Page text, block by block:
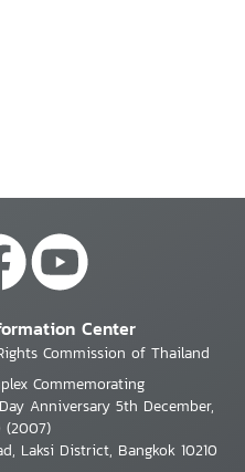
Center
Commission of Thailand
Commemorating
Anniversary 5th December,
(2007)
Laksi District, Bangkok 10210